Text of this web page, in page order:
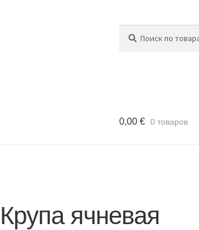
0,00 € 0 товаров
Крупа ячневая